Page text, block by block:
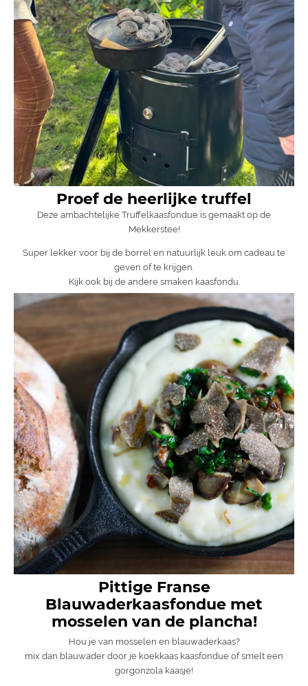
Proef de heerlijke truffel
Deze ambachtelijke Truffelkaasfondue is gemaakt op de
Mekkerstee!
Super lekker voor bij de borrel en natuurlijk leuk om cadeau te
geven of te krijgen.
Kijk ook bij de andere smaken kaasfondu.
Pittige Franse
Blauwaderkaasfondue met
mosselen van de plancha!
Hou je van mosselen en blauwaderkaas?
mix dan blauwader door je koekkaas kaasfondue of smelt een
gorgonzola kaasje!